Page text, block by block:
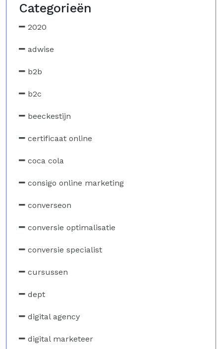
Categorieën
2020
adwise
b2b
b2c
beeckestijn
certificaat online
coca cola
consigo online marketing
converseon
conversie optimalisatie
conversie specialist
cursussen
dept
digital agency
digital marketeer